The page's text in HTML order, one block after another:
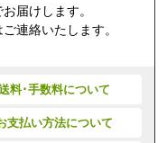
届けします。
連絡いたします。
料･手数料について
支払い方法について